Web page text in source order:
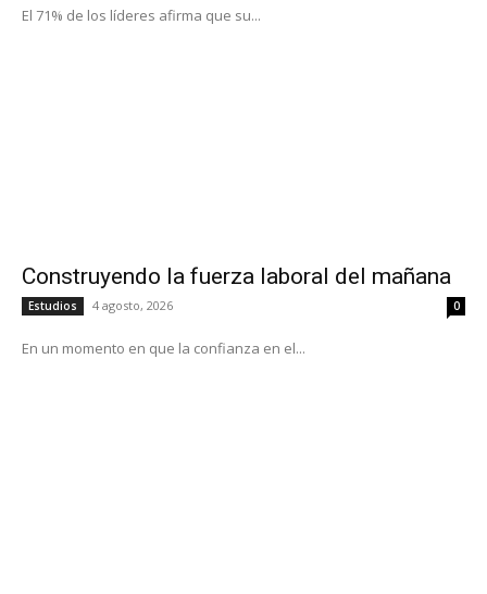
El 71% de los líderes afirma que su...
Construyendo la fuerza laboral del mañana
Estudios 4 agosto, 2026 0
En un momento en que la confianza en el...